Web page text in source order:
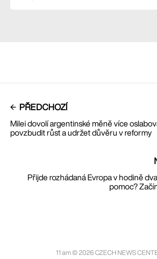
PŘEDCHOZÍ
Milei dovolí argentinské měně více
povzbudit růst a udržet důvěru v reformy
Přijde rozhádaná Evropa v hodině
pomoc?
11 am © 2026 CZECH NEWS